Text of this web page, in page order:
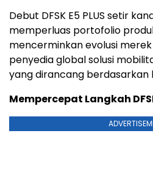
Debut DFSK E5 PLUS setir
memperluas portofolio
mencerminkan evolusi
penyedia global solusi
yang dirancang berdasarkan
Mempercepat Langkah